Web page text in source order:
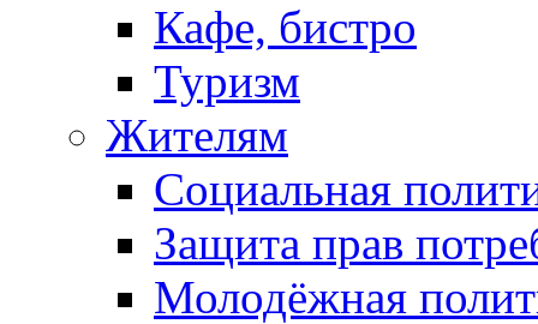
Кафе, бистро
Туризм
Жителям
Социальная
Защита прав
Молодёжная